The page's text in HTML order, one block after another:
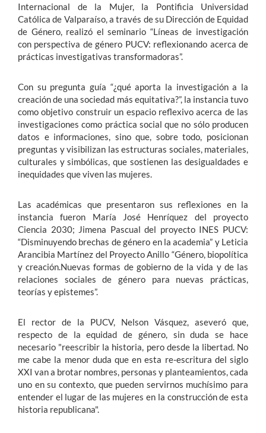
Internacional de la Mujer, la Pontificia Universidad
Católica de Valparaíso, a través de su Dirección de Equidad
de Género, realizó el seminario “Líneas de investigación
con perspectiva de género PUCV: reflexionando acerca de
prácticas investigativas transformadoras”.
Con su pregunta guía “¿qué aporta la investigación a la
creación de una sociedad más equitativa?”, la instancia tuvo
como objetivo construir un espacio reflexivo acerca de las
investigaciones como práctica social que no sólo producen
datos e informaciones, sino que, sobre todo, posicionan
preguntas y visibilizan las estructuras sociales, materiales,
culturales y simbólicas, que sostienen las desigualdades e
inequidades que viven las mujeres.
Las académicas que presentaron sus reflexiones en la
instancia fueron María José Henríquez del proyecto
Ciencia 2030; Jimena Pascual del proyecto INES PUCV:
“Disminuyendo brechas de género en la academia” y Leticia
Arancibia Martínez del Proyecto Anillo “Género, biopolítica
y creación.Nuevas formas de gobierno de la vida y de las
relaciones sociales de género para nuevas prácticas,
teorías y epistemes”.
El rector de la PUCV, Nelson Vásquez, aseveró que,
respecto de la equidad de género, sin duda se hace
necesario "reescribir la historia, pero desde la libertad. No
me cabe la menor duda que en esta re-escritura del siglo
XXI van a brotar nombres, personas y planteamientos, cada
uno en su contexto, que pueden servirnos muchísimo para
entender el lugar de las mujeres en la construcción de esta
historia republicana".